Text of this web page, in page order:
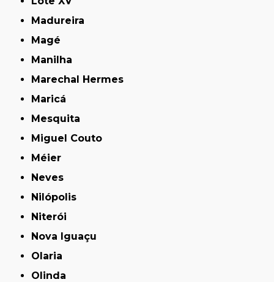
Madureira
Magé
Manilha
Marechal Hermes
Maricá
Mesquita
Miguel Couto
Méier
Neves
Nilópolis
Niterói
Nova Iguaçu
Olaria
Olinda